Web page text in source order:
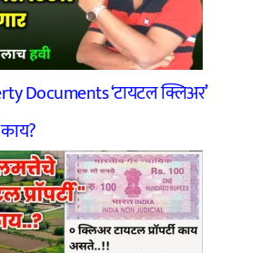
Documents ‘टायटल क्लिअर’